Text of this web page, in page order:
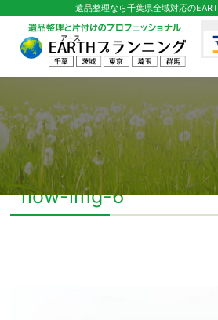
遺品整理なら千葉県全域対応の
flow-img-6